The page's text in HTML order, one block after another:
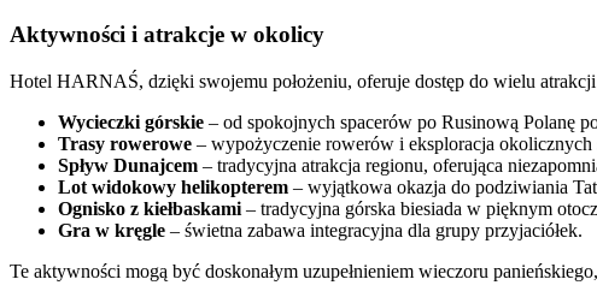
Aktywności i atrakcje w okolicy
Hotel HARNAŚ, dzięki swojemu położeniu, oferuje dostęp do wielu
Wycieczki górskie – od spokojnych spacerów po Rusinową Polanę
Trasy rowerowe – wypożyczenie rowerów i eksploracja
Spływ Dunajcem – tradycyjna atrakcja regionu, oferująca
Lot widokowy helikopterem – wyjątkowa okazja do podziwiania
Ognisko z kiełbaskami – tradycyjna górska biesiada w pięknym
Gra w kręgle – świetna zabawa integracyjna dla grupy przyjaciółek.
Te aktywności mogą być doskonałym uzupełnieniem wieczoru